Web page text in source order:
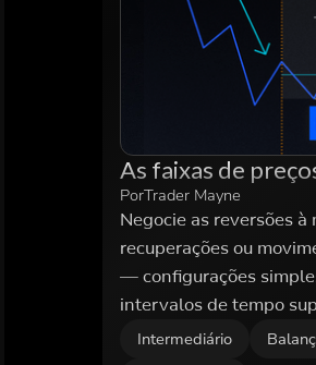
As faixas de
PorTrader Mayne
Negocie as reversões
recuperações ou
— configurações
intervalos de tempo
Intermediário